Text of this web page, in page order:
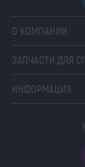
О КОМПАНИИ
ЗАПЧАСТИ ДЛЯ
ИНФОРМАЦИЯ